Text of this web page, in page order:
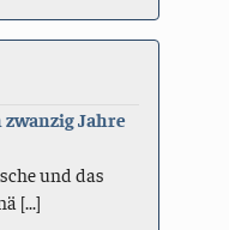
Jahre
und das
[...]